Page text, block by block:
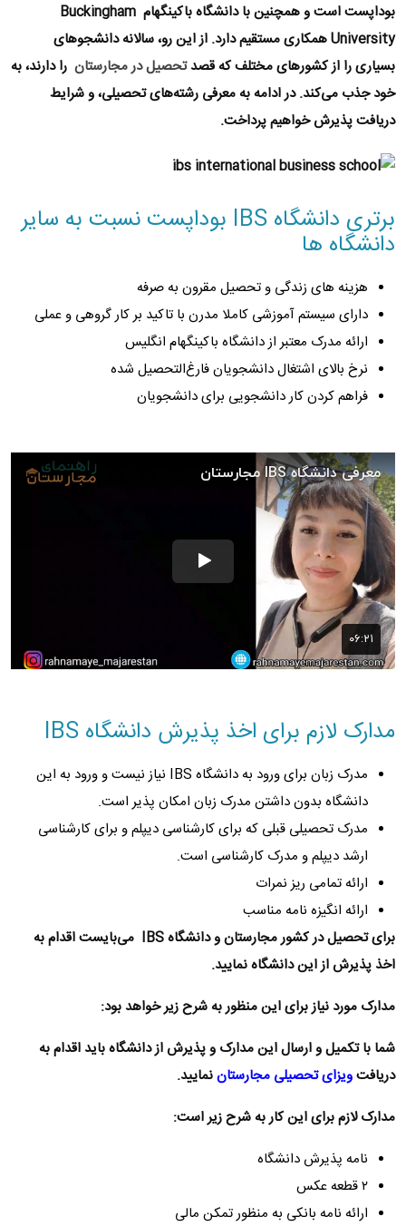
بوداپست است و همچنین با دانشگاه باکینگهام Buckingham
University همکاری مستقیم دارد. از این رو، سالانه دانشجو‌های
بسیاری را از کشورهای مختلف که قصدتحصیل در مجارستان را دارند، به
خود جذب می‌کند. در ادامه به معرفی رشته‌های تحصیلی، و شرایط
دریافت پذیرش خواهیم پرداخت.
برتری دانشگاه IBS بوداپست نسبت به سایر
دانشگاه ها
هزینه های زندگی و تحصیل مقرون به صرفه
دارای سیستم آموزشی کاملا مدرن با تاکید بر کار گروهی و عملی
ارائه مدرک معتبر از دانشگاه باکینگهام انگلیس
نرخ بالای اشتغال دانشجویان فارغ‌التحصیل شده
فراهم کردن کار دانشجویی برای دانشجویان
مدارک لازم برای اخذ پذیرش دانشگاه IBS
مدرک زبان برای ورود به دانشگاه IBS نیاز نیست و ورود به این
دانشگاه بدون داشتن مدرک زبان امکان پذیر است.
مدرک تحصیلی قبلی که برای کارشناسی دیپلم و برای کارشناسی
ارشد دیپلم و مدرک کارشناسی است.
ارائه تمامی ریز نمرات
ارائه انگیزه نامه مناسب
برای تحصیل در کشور مجارستان و دانشگاه IBS می‌بایست اقدام به
اخذ پذیرش از این دانشگاه نمایید.
مدارک مورد نیاز برای این منظور به شرح زیر خواهد بود:
شما با تکمیل و ارسال این مدارک و پذیرش از دانشگاه باید اقدام به
دریافتویزای تحصیلی مجارستاننمایید.
مدارک لازم برای این کار به شرح زیر است:
نامه پذیرش دانشگاه
۲ قطعه عکس
ارائه نامه بانکی به‌ منظور تمکن مالی